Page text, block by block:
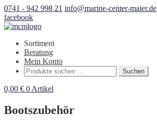
0741 - 942 998 21 info@marine-center-maier.de
facebook
Sortiment
Beratung
Mein Konto
Suchen
nach:
Suchen
0,00 € 0 Artikel
Bootszubehör